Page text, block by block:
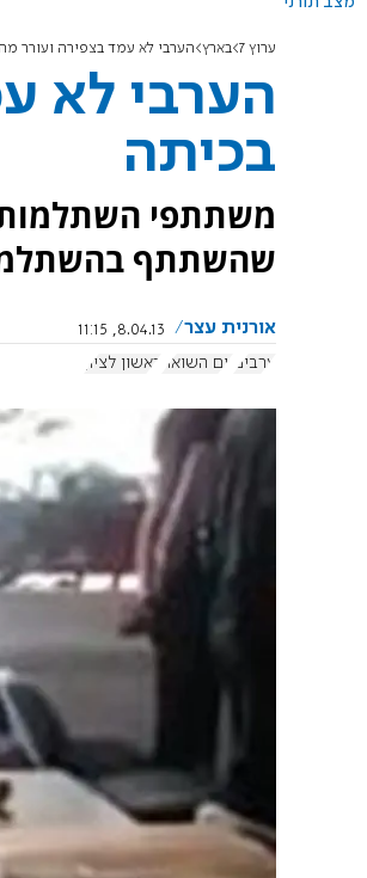
ערוץ 7 בארץ הערבי לא עמד בצפירה ועורר
הערבי לא
בכיתה
משתתפי השתלמות
שהשתתף
אורנית עצר
8.04.13, 11:15
ערבים
יום השואה ראשון לציון